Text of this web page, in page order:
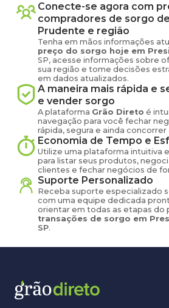
Conecte-se agora com
compradores de sorgo de
Prudente e região
Tenha em mãos informações
preço do sorgo hoje em
SP, acesse informações sobre
sua região e tome decisões
em dados atualizados.
A maneira mais rápida e
e vender sorgo
A plataforma Grão Direto é
navegação para você fechar
rápida, segura e ainda concorrer
Economia de Tempo e
Utilize uma plataforma intuitiva
para listar seus produtos,
clientes e fechar negócios de
Suporte Personalizado
Receba suporte especializado
com uma equipe dedicada
orientar em todas as etapas do
transações de sorgo em
SP.